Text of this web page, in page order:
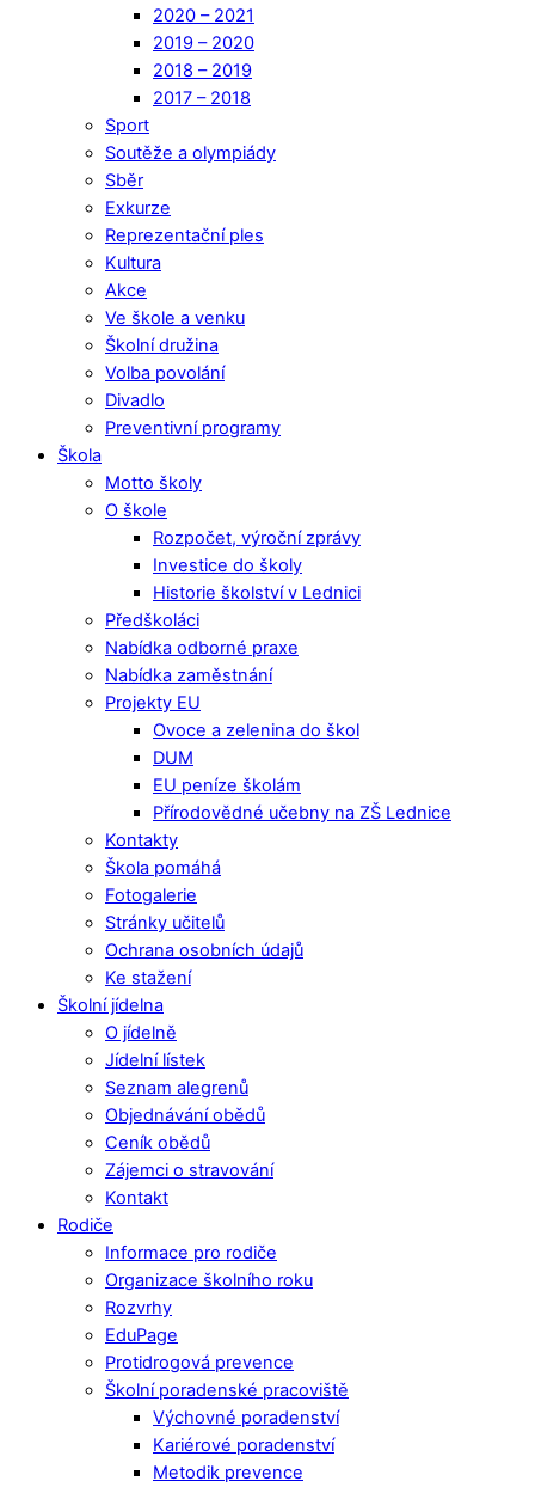
2020 – 2021
2019 – 2020
2018 – 2019
2017 – 2018
Sport
Soutěže a olympiády
Sběr
Exkurze
Reprezentační ples
Kultura
Akce
Ve škole a venku
Školní družina
Volba povolání
Divadlo
Preventivní programy
Škola
Motto školy
O škole
Rozpočet, výroční zprávy
Investice do školy
Historie školství v Lednici
Předškoláci
Nabídka odborné praxe
Nabídka zaměstnání
Projekty EU
Ovoce a zelenina do škol
DUM
EU peníze školám
Přírodovědné učebny na ZŠ Lednice
Kontakty
Škola pomáhá
Fotogalerie
Stránky učitelů
Ochrana osobních údajů
Ke stažení
Školní jídelna
O jídelně
Jídelní lístek
Seznam alegrenů
Objednávání obědů
Ceník obědů
Zájemci o stravování
Kontakt
Rodiče
Informace pro rodiče
Organizace školního roku
Rozvrhy
EduPage
Protidrogová prevence
Školní poradenské pracoviště
Výchovné poradenství
Kariérové poradenství
Metodik prevence